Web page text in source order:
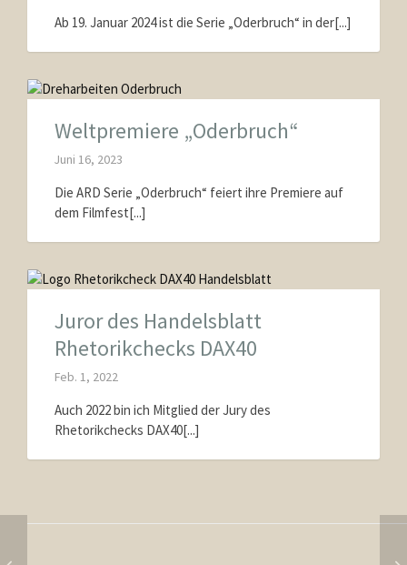
Ab 19. Januar 2024 ist die Serie „Oderbruch“ in der[...]
Weltpremiere „Oderbruch“
Juni 16, 2023
Die ARD Serie „Oderbruch“ feiert ihre Premiere auf
dem Filmfest[...]
Juror des Handelsblatt
Rhetorikchecks DAX40
Feb. 1, 2022
Auch 2022 bin ich Mitglied der Jury des
Rhetorikchecks DAX40[...]